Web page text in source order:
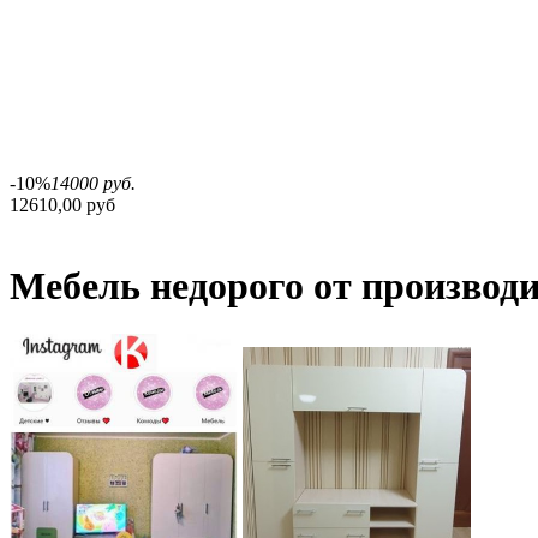
-10%14000 руб.
12610,00 руб
Мебель недорого от